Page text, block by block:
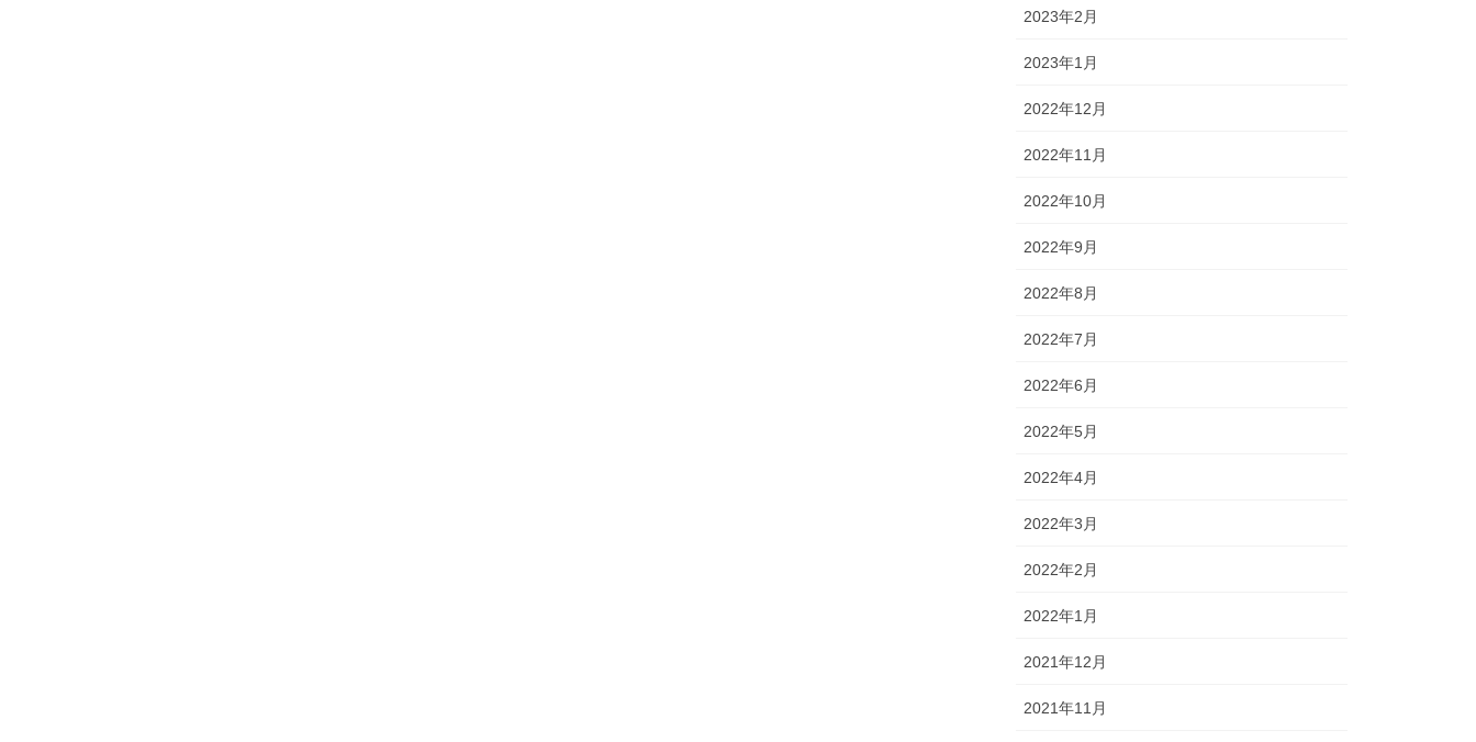
2023年2月
2023年1月
2022年12月
2022年11月
2022年10月
2022年9月
2022年8月
2022年7月
2022年6月
2022年5月
2022年4月
2022年3月
2022年2月
2022年1月
2021年12月
2021年11月